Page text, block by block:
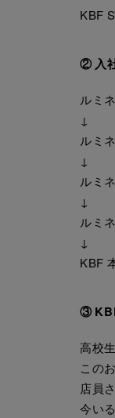
KBF
② 入
ルミ
↓
ルミ
↓
ルミ
↓
ルミ
↓
KBF
③
高校
この
店員
今い